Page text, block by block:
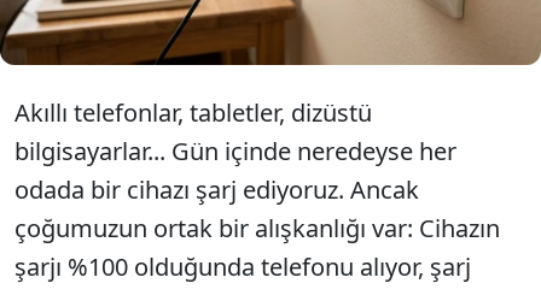
Akıllı telefonlar, tabletler, dizüstü
bilgisayarlar... Gün içinde neredeyse her
odada bir cihazı şarj ediyoruz. Ancak
çoğumuzun ortak bir alışkanlığı var: Cihazın
şarjı %100 olduğunda telefonu alıyor, şarj